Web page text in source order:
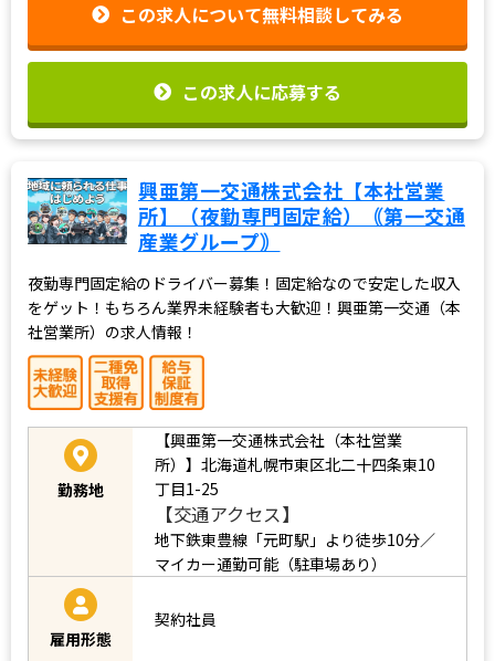
この求人について無料相談してみる
この求人に応募する
興亜第一交通株式会社【本社営業
所】（夜勤専門固定給）｟第一交通
産業グループ｠
夜勤専門固定給のドライバー募集！固定給なので安定した収入
をゲット！もちろん業界未経験者も大歓迎！興亜第一交通（本
社営業所）の求人情報！
勤務地
【興亜第一交通株式会社（本社営業
所）】北海道札幌市東区北二十四条東10
丁目1-25
【交通アクセス】
地下鉄東豊線「元町駅」より徒歩10分／
マイカー通勤可能（駐車場あり）
雇用形態
契約社員